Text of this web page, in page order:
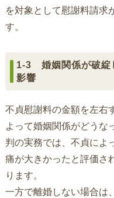
を対象として慰謝料請求
す。
1-3 婚姻関係が破綻
影響
不貞慰謝料の金額を左右
よって婚姻関係がどうな
判の実務では、不貞によ
痛が大きかったと評価さ
ります。
一方で離婚しない場合は